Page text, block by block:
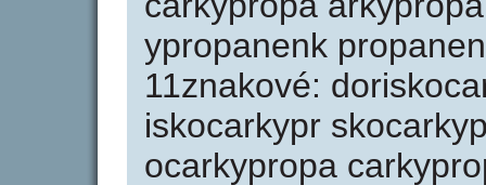
ypropanenk
11znakové:
iskocarkypr
ocarkypropa